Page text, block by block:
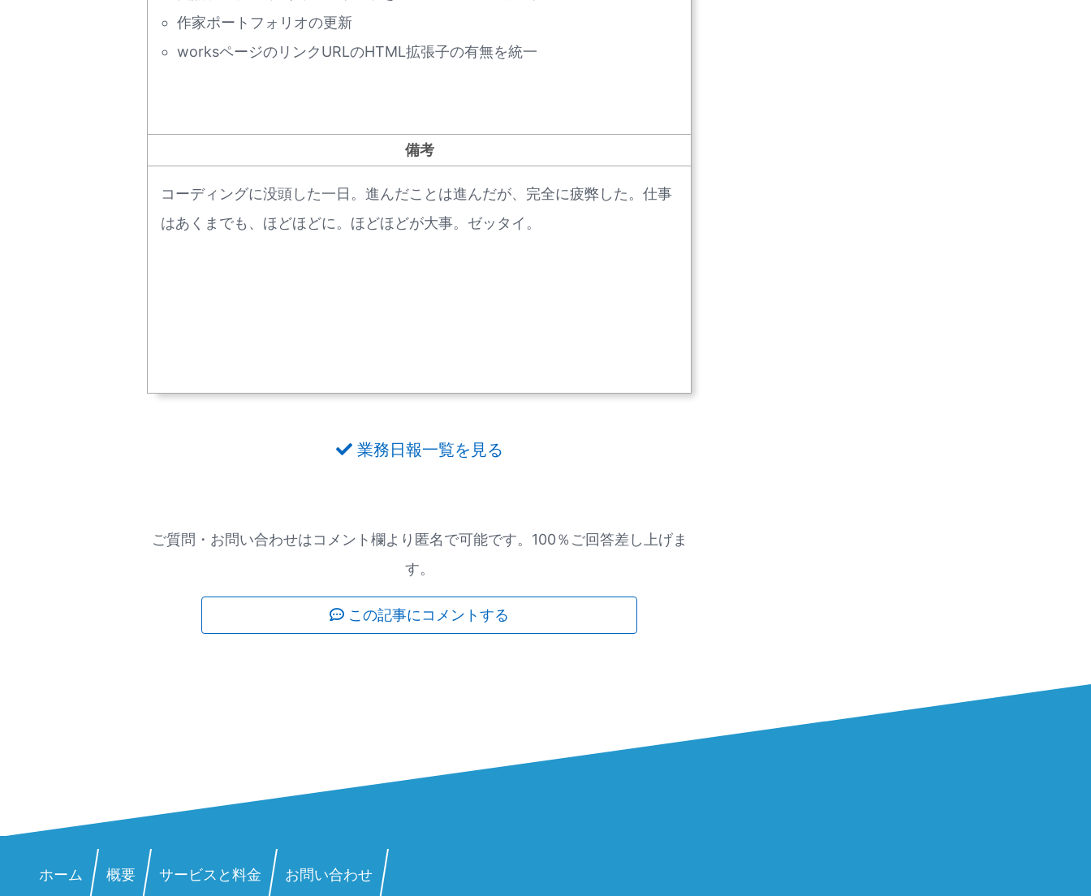
作家ポートフォリオの更新
worksページのリンクURLのHTML拡張子の有無を統一
備考
コーディングに没頭した一日。進んだことは進んだが、完全に疲弊した。仕事
はあくまでも、ほどほどに。ほどほどが大事。ゼッタイ。
業務日報一覧を見る
ご質問・お問い合わせはコメント欄より匿名で可能です。100％ご回答差し上げま
す。
この記事にコメントする
ホーム 概要 サービスと料金 お問い合わせ